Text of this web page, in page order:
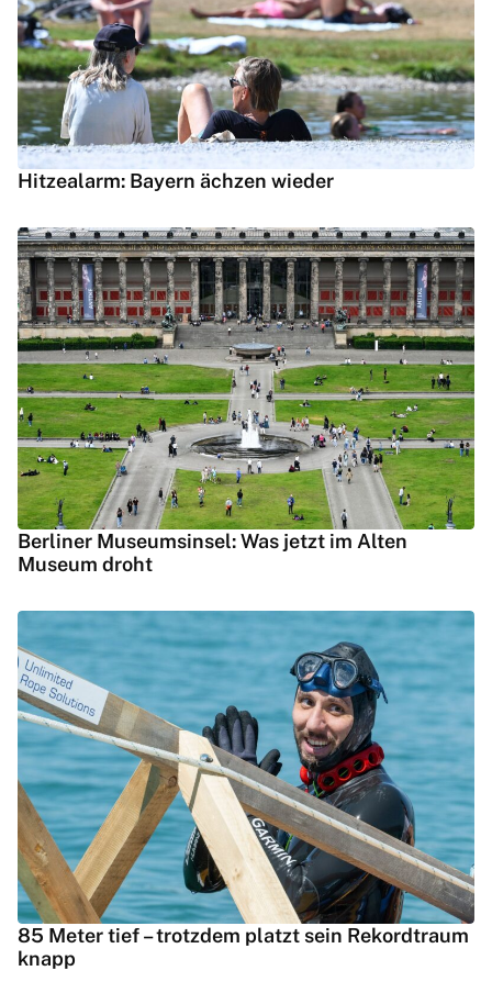
Hitzealarm: Bayern ächzen wieder
Berliner Museumsinsel: Was jetzt im Alten
Museum droht
85 Meter tief – trotzdem platzt sein Rekordtraum
knapp